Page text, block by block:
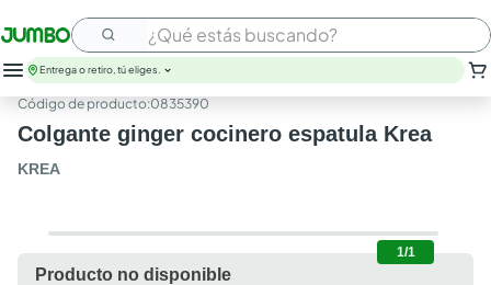
¿Qué estás buscando?
Entrega o retiro, tú eliges.
:0835390
Colgante ginger cocinero espatula Krea
KREA
1/1
Producto no disponible